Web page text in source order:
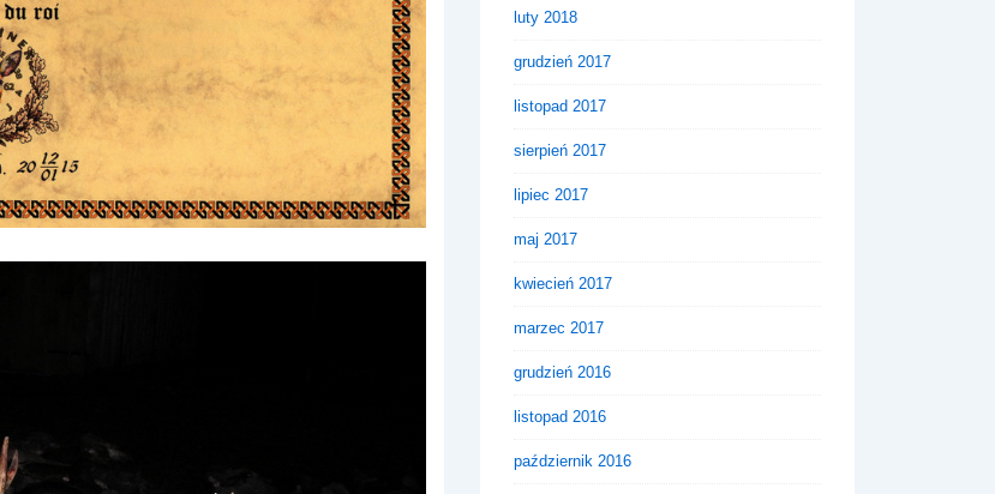
luty 2018
grudzień 2017
listopad 2017
sierpień 2017
lipiec 2017
maj 2017
kwiecień 2017
marzec 2017
grudzień 2016
listopad 2016
październik 2016